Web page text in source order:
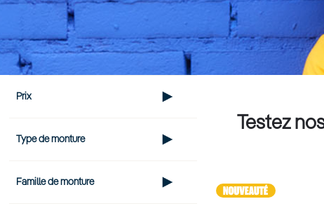
Testez
Prix
Type de monture
Famille de monture